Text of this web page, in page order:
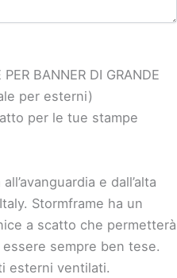
BANNER DI GRANDE
per esterni)
per le tue stampe
e dall’alta
Stormframe ha un
a scatto che permetterà
sempre ben tese.
esterni ventilati.